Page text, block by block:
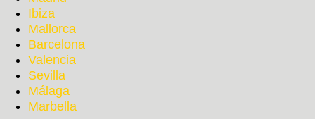
Ibiza
Mallorca
Barcelona
Valencia
Sevilla
Málaga
Marbella